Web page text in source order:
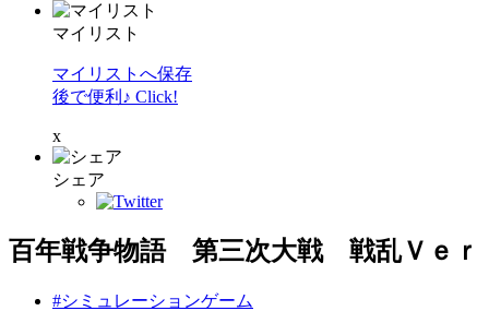
マイリスト
マイリストへ保存
後で便利♪ Click!
x
シェア
百年戦争物語 第三次大戦 戦乱Ｖｅｒ
#シミュレーションゲーム